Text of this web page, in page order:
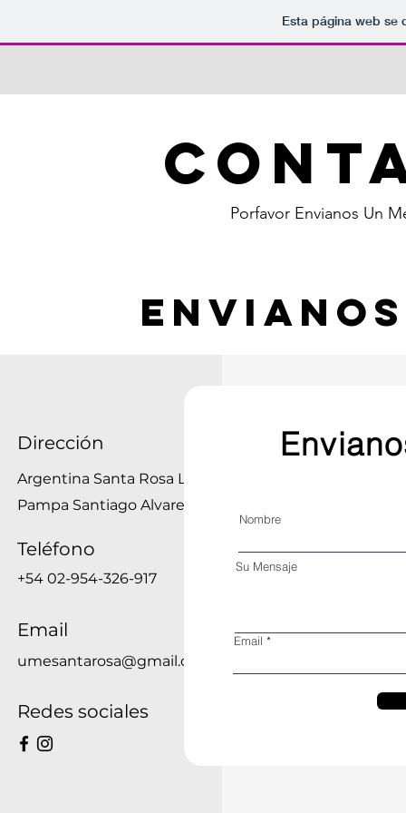
Esta página web se
Porfavor Envianos Un
Dirección
Argentina Santa Rosa La
Pampa Santiago Alvarez 832
Teléfono
+54 02-954-326-917
Email
umesantarosa@gmail.com
Redes sociales
Nombre
Su Mensaje
Email